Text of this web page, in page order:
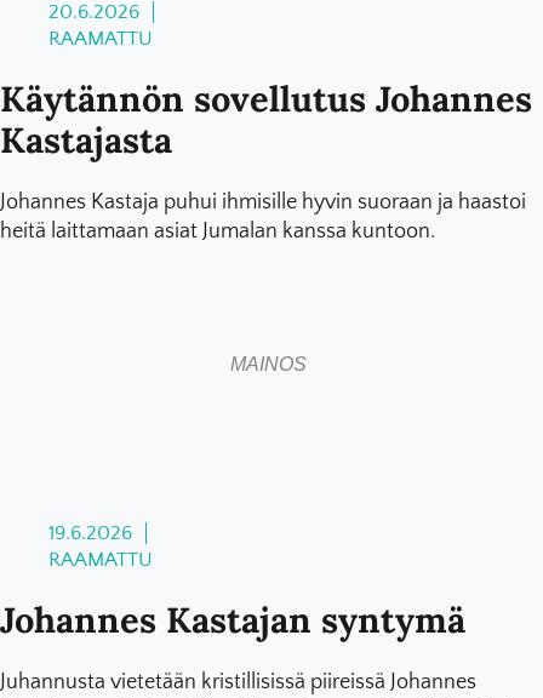
20.6.2026
RAAMATTU
Käytännön sovellutus Johannes
Kastajasta
Johannes Kastaja puhui ihmisille hyvin suoraan ja haastoi
heitä laittamaan asiat Jumalan kanssa kuntoon.
MAINOS
19.6.2026
RAAMATTU
Johannes Kastajan syntymä
Juhannusta vietetään kristillisissä piireissä Johannes